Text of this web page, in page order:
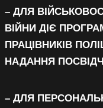
– ДЛЯ
ВІЙНИ ДІЄ
ПРАЦІВНИКІВ
НАДАННЯ
– ДЛЯ